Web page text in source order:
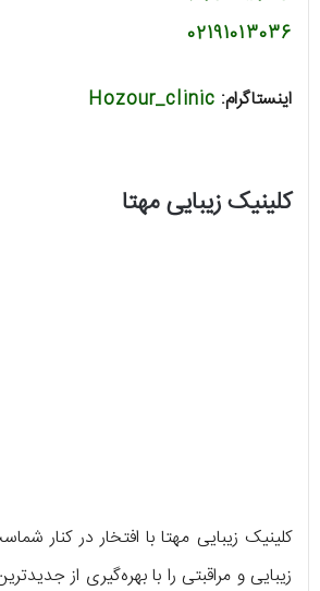
02191013036
اینستاگرام: Hozour_clinic
کلینیک زیبایی مهتا
کلینیک زیبایی مهتا با افتخار در کنار
زیبایی و مراقبتی را با بهره‌گیری از